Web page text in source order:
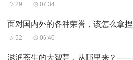
29 07:34
52 06:40